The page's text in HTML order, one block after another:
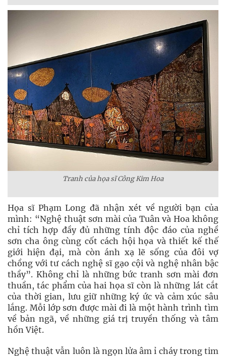
Tranh của họa sĩ Công Kim Hoa
Họa sĩ Phạm Long đã nhận xét về người bạn của
mình: “Nghệ thuật sơn mài của Tuân và Hoa không
chỉ tích hợp đầy đủ những tính độc đáo của nghề
sơn cha ông cùng cốt cách hội họa và thiết kế thế
giới hiện đại, mà còn ánh xạ lẽ sống của đôi vợ
chồng với tư cách nghệ sĩ gạo cội và nghệ nhân bậc
thầy”. Không chỉ là những bức tranh sơn mài đơn
thuần, tác phẩm của hai họa sĩ còn là những lát cắt
của thời gian, lưu giữ những ký ức và cảm xúc sâu
lắng. Mỗi lớp sơn được mài đi là một hành trình tìm
về bản ngã, về những giá trị truyền thống và tâm
hồn Việt.
Nghệ thuật vẫn luôn là ngọn lửa âm ỉ cháy trong tim